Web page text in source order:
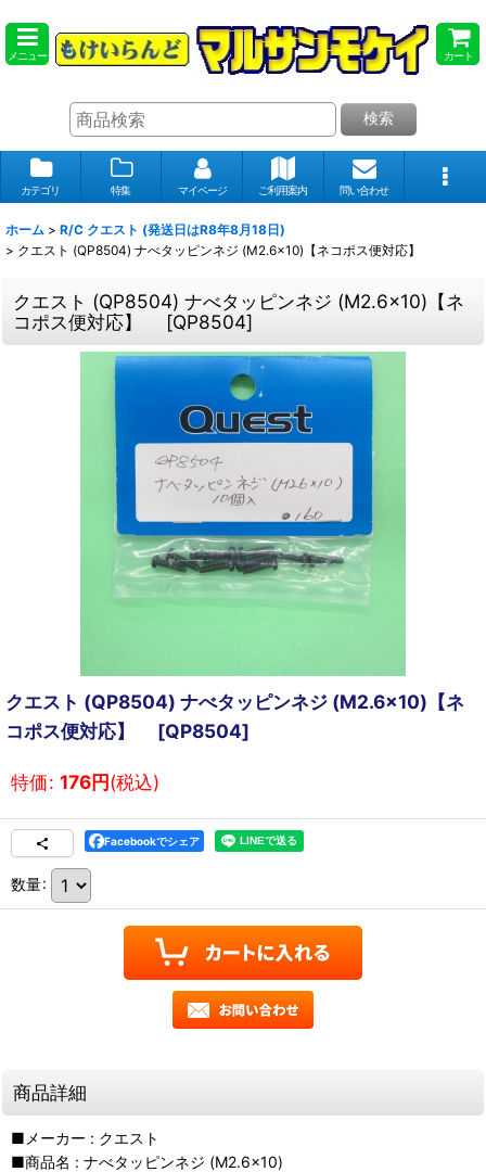
メニュー カート
検索
カテゴリ 特集 マイページ ご利用案内 問い合わせ
ホーム > R/C クエスト (発送日はR8年8月18日)
> クエスト (QP8504) ナべタッピンネジ (M2.6x10)【ネコポス便対応】
クエスト (QP8504) ナべタッピンネジ (M2.6x10)【ネ
コポス便対応】
[QP8504]
クエスト (QP8504) ナべタッピンネジ (M2.6x10)【ネ
コポス便対応】
[QP8504]
特価: 176円(税込)
Facebookでシェア
数量:
商品詳細
■メーカー : クエスト
■商品名 : ナべタッピンネジ (M2.6x10)